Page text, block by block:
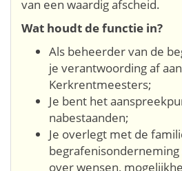
van een waardig afscheid.
Wat houdt de functie in?
Als beheerder van de
je verantwoording af
Kerkrentmeesters;
Je bent het
nabestaanden;
Je overlegt met de
over wensen,